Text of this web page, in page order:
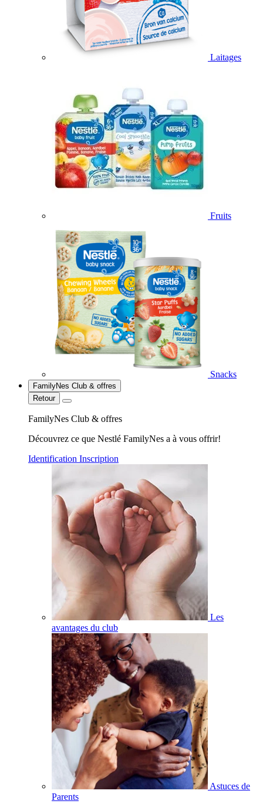
Laitages
Fruits
Snacks
FamilyNes Club & offres
Retour
FamilyNes Club & offres
Découvrez ce que Nestlé FamilyNes a à vous offrir!
Identification Inscription
Les
avantages du club
Astuces de
Parents